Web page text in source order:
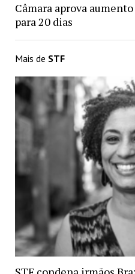
Câmara aprova
para 20 dias
Mais de STF